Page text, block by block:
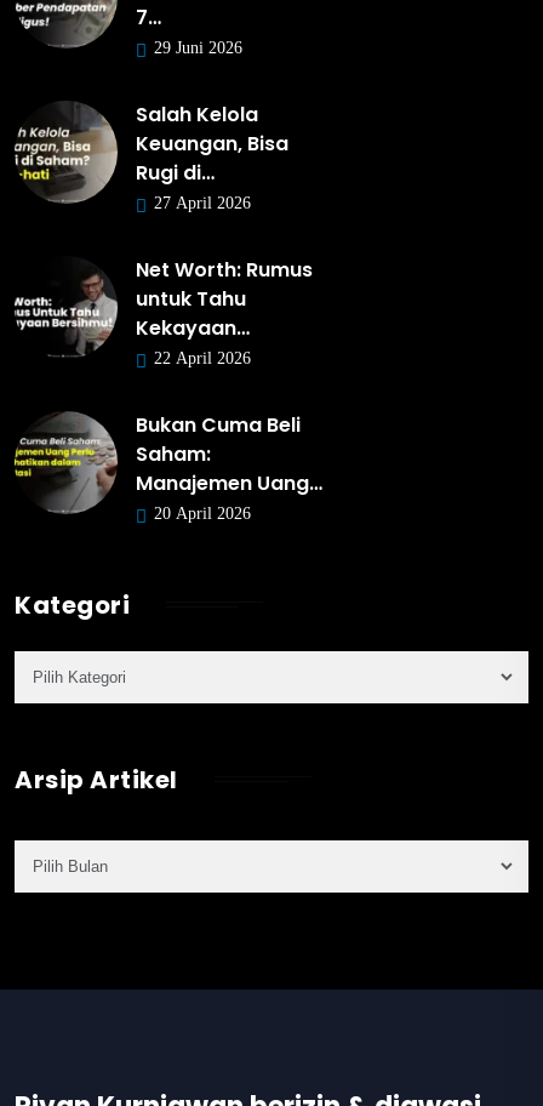
7…
29 Juni 2026
Salah Kelola
Keuangan, Bisa
Rugi di…
27 April 2026
Net Worth: Rumus
untuk Tahu
Kekayaan…
22 April 2026
Bukan Cuma Beli
Saham:
Manajemen Uang…
20 April 2026
Kategori
Arsip Artikel